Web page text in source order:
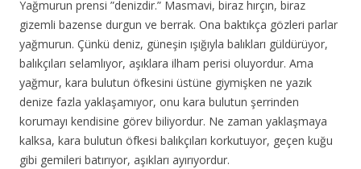
Yağmurun prensi ”denizdir.” Masmavi, biraz hırçın, biraz
gizemli bazense durgun ve berrak. Ona baktıkça gözleri parlar
yağmurun. Çünkü deniz, güneşin ışığıyla balıkları güldürüyor,
balıkçıları selamlıyor, aşıklara ilham perisi oluyordur. Ama
yağmur, kara bulutun öfkesini üstüne giymişken ne yazık
denize fazla yaklaşamıyor, onu kara bulutun şerrinden
korumayı kendisine görev biliyordur. Ne zaman yaklaşmaya
kalksa, kara bulutun öfkesi balıkçıları korkutuyor, geçen kuğu
gibi gemileri batırıyor, aşıkları ayırıyordur.